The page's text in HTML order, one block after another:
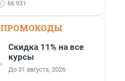
66 931
ПРОМОКОДЫ
Скидка 11% на все
курсы
До 31 августа, 2026